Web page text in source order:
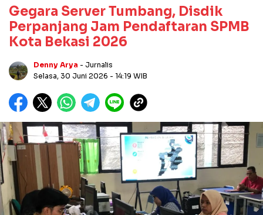
Gegara Server Tumbang, Disdik
Perpanjang Jam Pendaftaran SPMB
Kota Bekasi 2026
Denny Arya - Jurnalis
Selasa, 30 Juni 2026 - 14:19 WIB